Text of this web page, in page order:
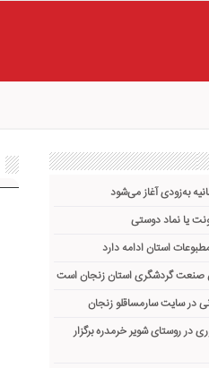
به‌زودی آغاز می‌شود
یا نماد دوستی
استان ادامه دارد
صنعت گردشگری استان زنجان است
در روستای شویر خرمدره برگزار